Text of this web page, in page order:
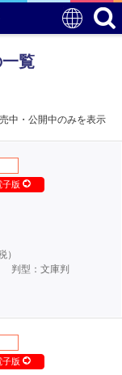
覧
中・公開中のみを表示
子版
）
判型：文庫判
子版